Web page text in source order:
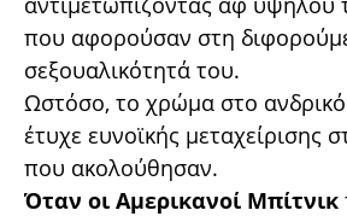
που αφορούσαν στη
σεξουαλικότητά του.
Ωστόσο, το χρώμα στο ανδρικό
έτυχε ευνοϊκής μεταχείρισης
που ακολούθησαν.
Όταν οι Αμερικανοί Μπίτνικ